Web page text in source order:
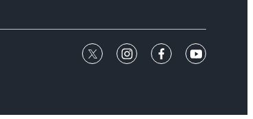
twitterinstagramfacebookyoutube